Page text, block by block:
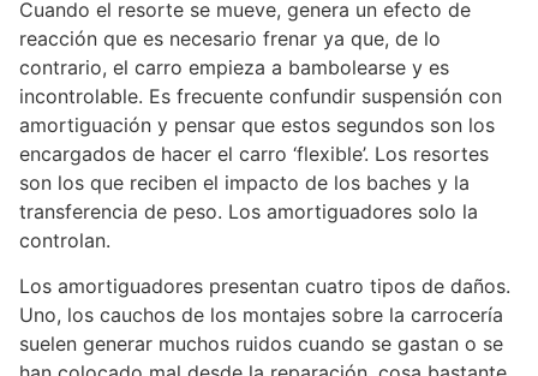
Cuando el resorte se mueve, genera un efecto de
reacción que es necesario frenar ya que, de lo
contrario, el carro empieza a bambolearse y es
incontrolable. Es frecuente confundir suspensión con
amortiguación y pensar que estos segundos son los
encargados de hacer el carro ‘flexible’. Los resortes
son los que reciben el impacto de los baches y la
transferencia de peso. Los amortiguadores solo la
controlan.
Los amortiguadores presentan cuatro tipos de daños.
Uno, los cauchos de los montajes sobre la carrocería
suelen generar muchos ruidos cuando se gastan o se